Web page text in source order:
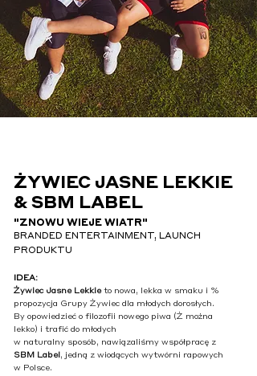
ŻYWIEC JASNE LEKKIE
& SBM LABEL
"ZNOWU WIEJE WIATR"
BRANDED ENTERTAINMENT, LAUNCH
PRODUKTU
IDEA:
Żywiec Jasne Lekkieto nowa, lekka w smaku i %
propozycja Grupy Żywiec dla młodych dorosłych.
By opowiedzieć o filozofii nowego piwa (Ż można
lekko) i trafić do młodych
w naturalny sposób, nawiązaliśmy współpracę z
SBM Label , jedną z wiodących wytwórni rapowych
w Polsce.